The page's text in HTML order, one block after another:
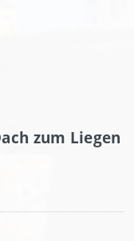
zum Liegen